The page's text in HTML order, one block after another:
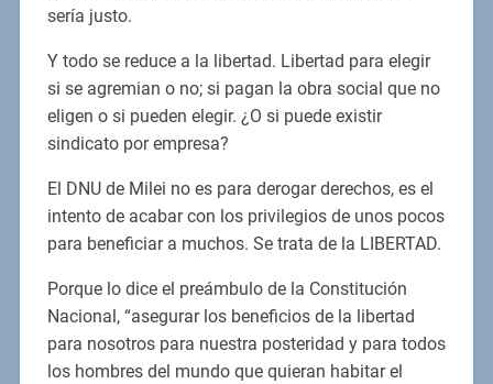
sería justo.
Y todo se reduce a la libertad. Libertad para elegir
si se agremian o no; si pagan la obra social que no
eligen o si pueden elegir. ¿O si puede existir
sindicato por empresa?
El DNU de Milei no es para derogar derechos, es el
intento de acabar con los privilegios de unos pocos
para beneficiar a muchos. Se trata de la LIBERTAD.
Porque lo dice el preámbulo de la Constitución
Nacional, “asegurar los beneficios de la libertad
para nosotros para nuestra posteridad y para todos
los hombres del mundo que quieran habitar el